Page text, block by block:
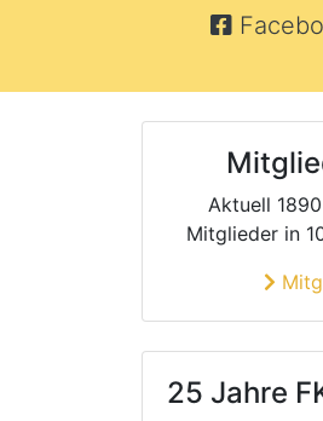
Aktuell
Mitglieder in
25 Jahre